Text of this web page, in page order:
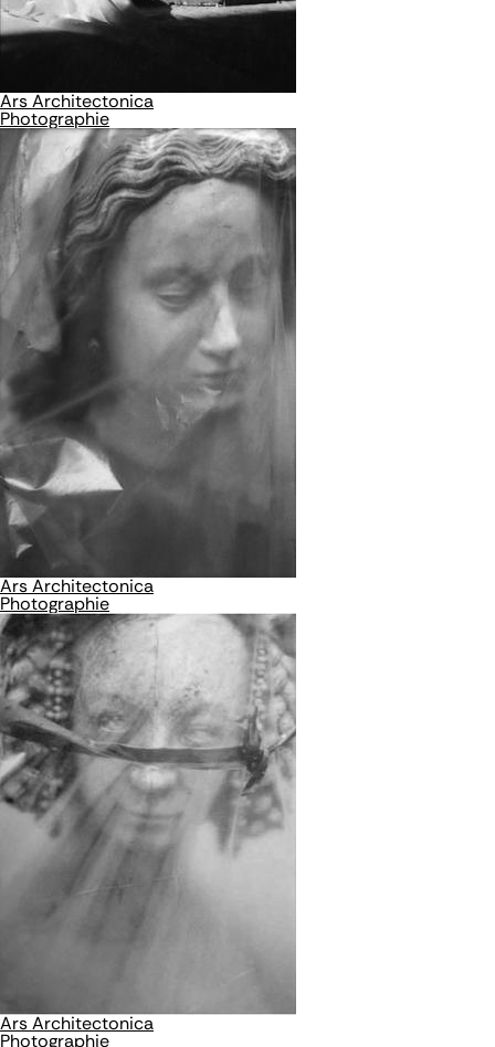
Ars Architectonica
Photographie
Ars Architectonica
Photographie
Ars Architectonica
Photographie